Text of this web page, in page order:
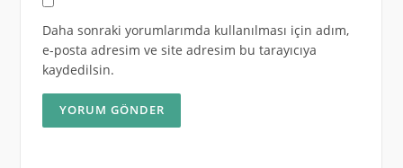
Daha sonraki yorumlarımda kullanılması için adım,
e-posta adresim ve site adresim bu tarayıcıya
kaydedilsin.